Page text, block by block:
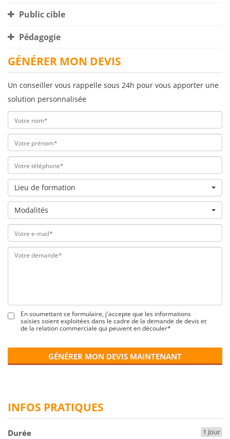
Public cible
Pédagogie
GÉNÉRER MON DEVIS
Un conseiller vous rappelle sous 24h pour vous apporter une
solution personnalisée
Lieu de formation
Modalités
En soumettant ce formulaire, j'accepte que les informations
saisies soient exploitées dans le cadre de la demande de devis et
de la relation commerciale qui peuvent en découler*
GÉNÉRER MON DEVIS MAINTENANT
INFOS PRATIQUES
Durée 1 Jour